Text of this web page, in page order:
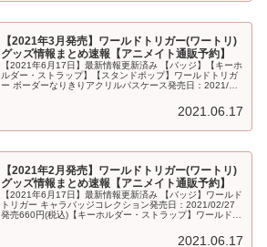
【2021年3月発売】ワールドトリガー(ワートリ)
グッズ情報まとめ速報【アニメイト通販予約】
【2021年6月17日】最新情報更新済み 【バッジ】【キーホ
ルダー・ストラップ】【スタンドポップ】ワールドトリガ
ー ボーダーなりきりアクリルパスケース発売日：2021/03/
2021.06.17
【2021年2月発売】ワールドトリガー(ワートリ)
グッズ情報まとめ速報【アニメイト通販予約】
【2021年6月17日】最新情報更新済み 【バッジ】ワールド
トリガー キャラバッジコレクション発売日：2021/02/27
発売660円(税込)【キーホルダー・ストラップ】ワールドト
2021.06.17